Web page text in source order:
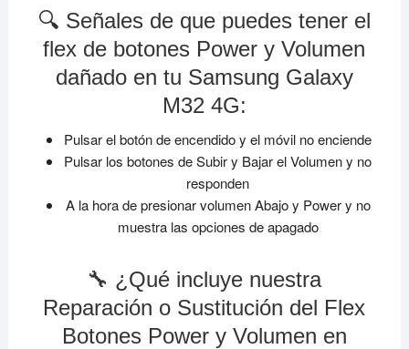
🔍 Señales de que puedes tener el
flex de botones Power y Volumen
dañado en tu Samsung Galaxy
M32 4G:
Pulsar el botón de encendido y el móvil no enciende
Pulsar los botones de Subir y Bajar el Volumen y no
responden
A la hora de presionar volumen Abajo y Power y no
muestra las opciones de apagado
🔧 ¿Qué incluye nuestra
Reparación o Sustitución del Flex
Botones Power y Volumen en